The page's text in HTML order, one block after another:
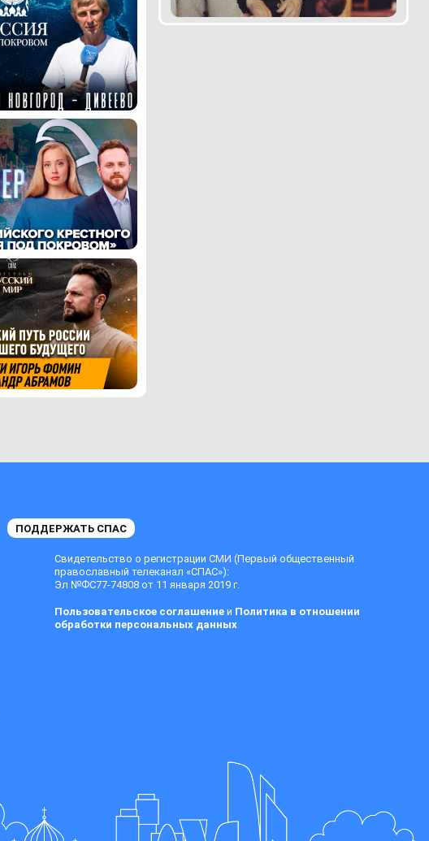
ПОДДЕРЖАТЬ СПАС
Свидетельство о регистрации СМИ (Первый общественный
православный телеканал «СПАС»):
Эл №ФС77-74808 от 11 января 2019 г.
Пользовательское соглашениеи Политика в отношении
обработки персональных данных